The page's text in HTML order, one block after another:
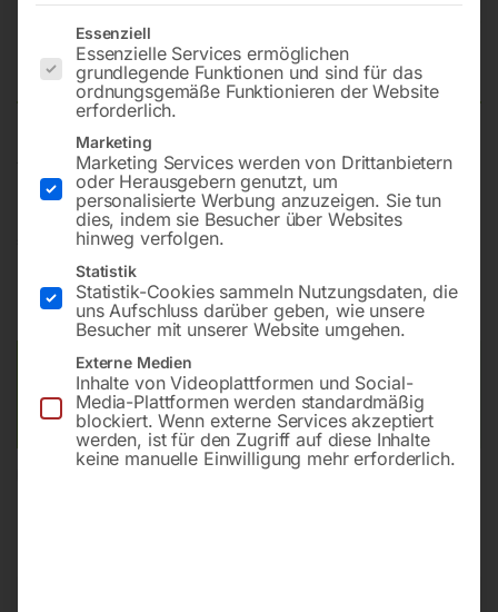
Manuelle Rundbiegemaschine
RBM 1050-10
Asymmetrisch mit drei Walzen
1.680,00
inkl. MwSt. zzgl.Versandkosten
Lieferzeit:ca. 5 - 10 Werktage
Versandkosten Standard (Österreich):
Bitte beachten Sie: Die Versandkosten gelten für Österreich.
Andere Länder können abweichen.
Es folgt eine Liste der Service-Gruppen, für die eine
Essenziell
Essenzielle Services ermöglichen
grundlegende Funktionen und sind für das
ordnungsgemäße Funktionieren der Website
erforderlich.
Marketing
Marketing Services werden von Drittanbietern
oder Herausgebern genutzt, um
personalisierte Werbung anzuzeigen. Sie tun
dies, indem sie Besucher über Websites
hinweg verfolgen.
Statistik
Statistik-Cookies sammeln Nutzungsdaten, die
uns Aufschluss darüber geben, wie unsere
Besucher mit unserer Website umgehen.
Externe Medien
Inhalte von Videoplattformen und Social-
Media-Plattformen werden standardmäßig
blockiert. Wenn externe Services akzeptiert
werden, ist für den Zugriff auf diese Inhalte
keine manuelle Einwilligung mehr erforderlich.